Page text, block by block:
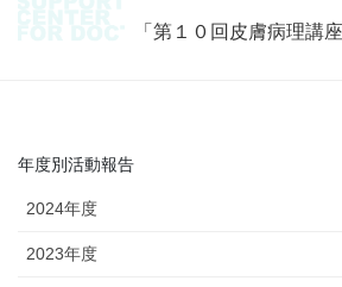
「第１０回皮膚病理講
年度別活動報告
2024年度
2023年度